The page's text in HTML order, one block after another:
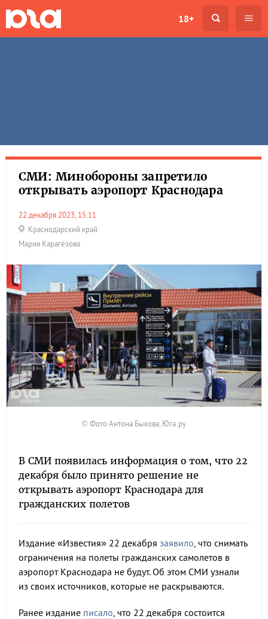
18+
СМИ: Минобороны запретило
открывать аэропорт Краснодара
22 декабря 2023, 15:11
Краснодарский край
Мария Карагёзова
© Фото Антона Быкова, Юга.ру
В СМИ появилась информация о том, что 22
декабря было принято решение не
открывать аэропорт Краснодара для
гражданских полетов
Издание «Известия» 22 декабря заявило, что снимать
ограничения на полеты гражданских самолетов в
аэропорт Краснодара не будут. Об этом СМИ узнали
из своих источников, которые не раскрываются.
Ранее издание писало, что 22 декабря состоится